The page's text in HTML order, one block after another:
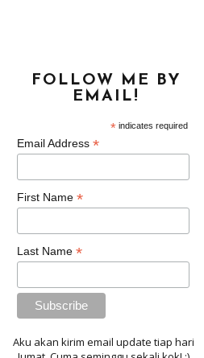
FOLLOW ME BY
EMAIL!
* indicates required
Email Address *
First Name *
Last Name *
Aku akan kirim email update tiap hari